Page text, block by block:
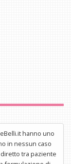
hanno uno
in nessun caso
tra paziente